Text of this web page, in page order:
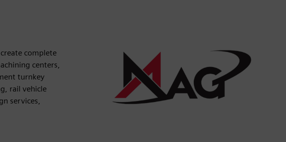
complete
centers,
turnkey
rail vehicle
services,